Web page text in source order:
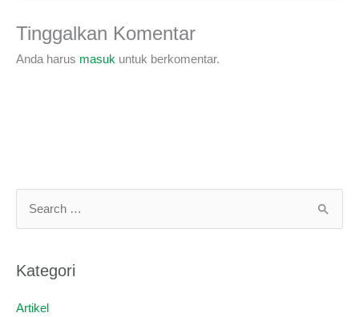
Tinggalkan Komentar
Anda harus masuk untuk berkomentar.
u
Kategori
Artikel